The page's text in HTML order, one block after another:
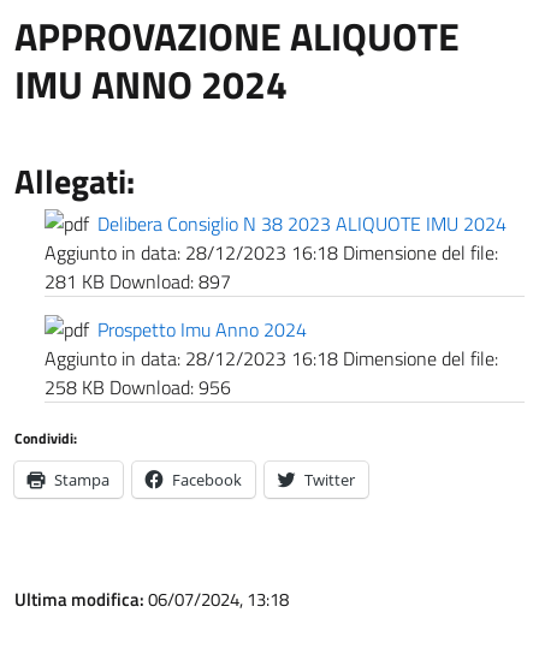
APPROVAZIONE ALIQUOTE
IMU ANNO 2024
Allegati:
Delibera Consiglio N 38 2023 ALIQUOTE IMU 2024
Aggiunto in data: 28/12/2023 16:18 Dimensione del file:
281 KB Download:897
Prospetto Imu Anno 2024
Aggiunto in data: 28/12/2023 16:18 Dimensione del file:
258 KB Download:956
Condividi:
Stampa Facebook Twitter
Ultima modifica:06/07/2024, 13:18